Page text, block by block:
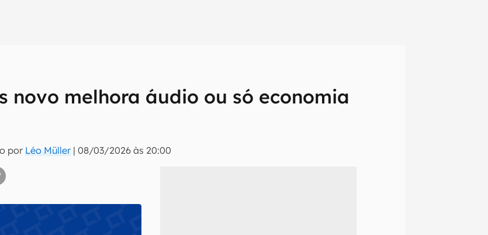
novo melhora áudio ou só economia
por Léo Müller |08/03/2026 às 20:00
e receba notícias e reviews sobre tecnologia em primeira